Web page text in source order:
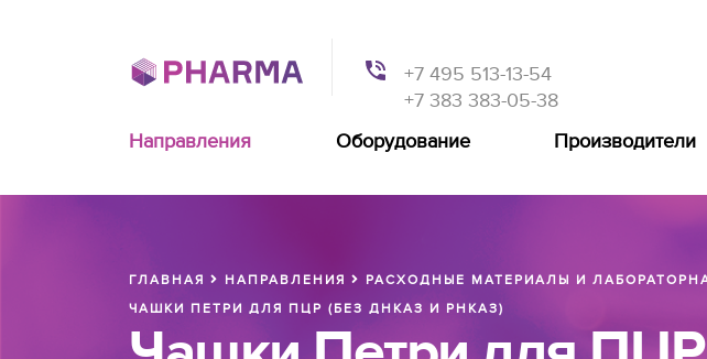
+7 495 513-13-54
+7 383 383-05-38
Направления Оборудование Производители
ГЛАВНАЯ НАПРАВЛЕНИЯ РАСХОДНЫЕ МАТЕРИАЛЫ И
ЧАШКИ ПЕТРИ ДЛЯ ПЦР (БЕЗ ДНКАЗ И РНКАЗ)